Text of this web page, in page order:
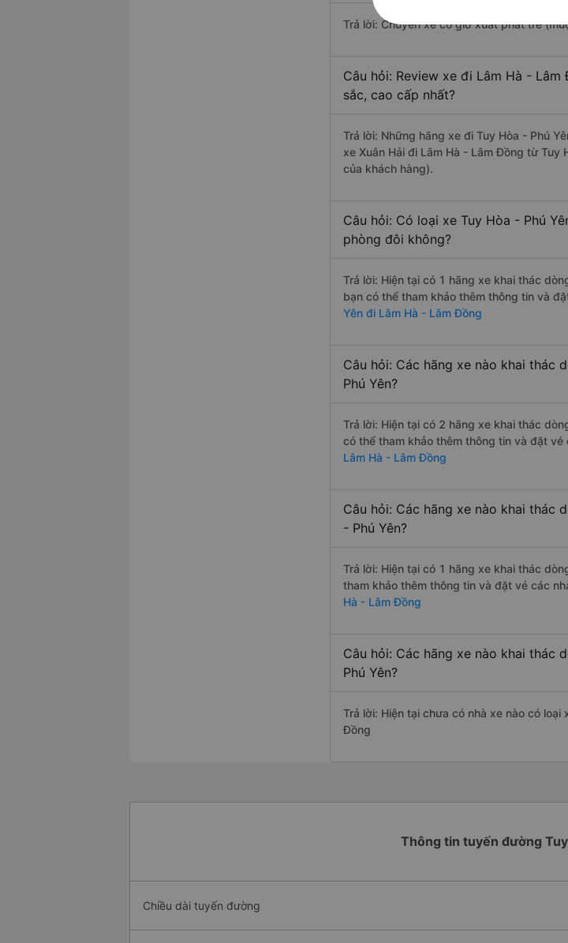
Trả lời: Chuyến xe có giờ xuất phát trễ
Câu hỏi: Review xe đi Lâm Hà -
sắc, cao cấp nhất?
Trả lời: Những hãng xe đi Tuy Hòa - Phú
xe Xuân Hải đi Lâm Hà - Lâm Đồng từ
của khách hàng).
Câu hỏi: Có loại xe Tuy Hòa - Phú
phòng đôi không?
Trả lời: Hiện tại có 1 hãng xe khai thác
bạn có thể tham khảo thêm thông tin và
Yên đi Lâm Hà - Lâm Đồng
Câu hỏi: Các hãng xe nào khai thác
Phú Yên?
Trả lời: Hiện tại có 2 hãng xe khai thác
có thể tham khảo thêm thông tin và đặt
Lâm Hà - Lâm Đồng
Câu hỏi: Các hãng xe nào khai thác
- Phú Yên?
Trả lời: Hiện tại có 1 hãng xe khai thác
tham khảo thêm thông tin và đặt vé các
Hà - Lâm Đồng
Câu hỏi: Các hãng xe nào khai thác
Phú Yên?
Trả lời: Hiện tại chưa có nhà xe nào có
Đồng
Thông tin tuyến đường
Chiều dài tuyến đường